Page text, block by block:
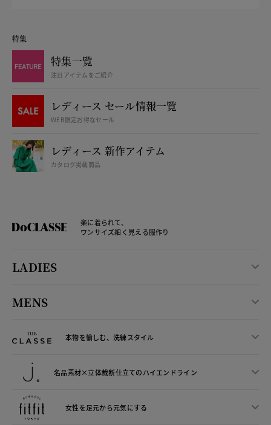
特集
特集一覧
注目アイテムをご紹介
レディース セール情報一覧
WEB限定お得なセール
レディース 新作アイテム
カタログ掲載商品
楽に着られて、
ワンサイズ細く見える服作り
LADIES
MENS
本物を愉しむ、洗練スタイル
名品素材×立体裁断仕立てのハイエンドライン
女性を足元から元気にする